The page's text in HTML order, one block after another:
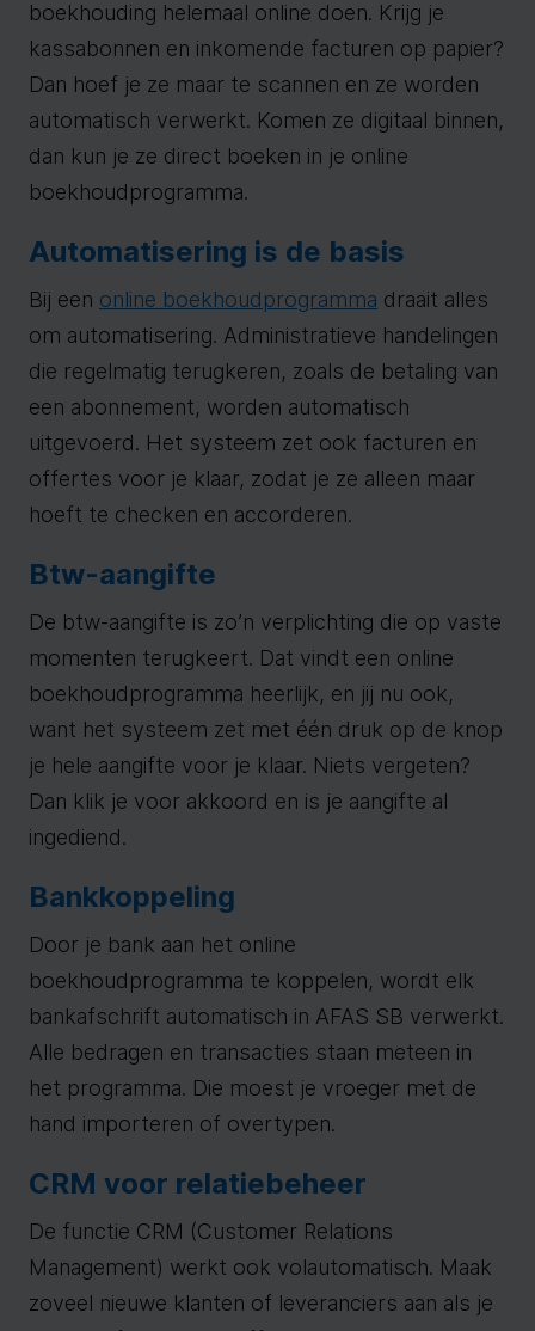
boekhouding helemaal online doen. Krijg je
kassabonnen en inkomende facturen op papier?
Dan hoef je ze maar te scannen en ze worden
automatisch verwerkt. Komen ze digitaal binnen,
dan kun je ze direct boeken in je online
boekhoudprogramma.
Automatisering is de basis
Bij een online boekhoudprogramma draait alles
om automatisering. Administratieve handelingen
die regelmatig terugkeren, zoals de betaling van
een abonnement, worden automatisch
uitgevoerd. Het systeem zet ook facturen en
offertes voor je klaar, zodat je ze alleen maar
hoeft te checken en accorderen.
Btw-aangifte
De btw-aangifte is zo’n verplichting die op vaste
momenten terugkeert. Dat vindt een online
boekhoudprogramma heerlijk, en jij nu ook,
want het systeem zet met één druk op de knop
je hele aangifte voor je klaar. Niets vergeten?
Dan klik je voor akkoord en is je aangifte al
ingediend.
Bankkoppeling
Door je bank aan het online
boekhoudprogramma te koppelen, wordt elk
bankafschrift automatisch in AFAS SB verwerkt.
Alle bedragen en transacties staan meteen in
het programma. Die moest je vroeger met de
hand importeren of overtypen.
CRM voor relatiebeheer
De functie CRM (Customer Relations
Management) werkt ook volautomatisch. Maak
zoveel nieuwe klanten of leveranciers aan als je